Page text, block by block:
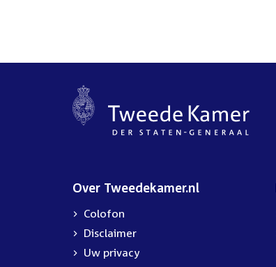
Over Tweedekamer.nl
Colofon
Disclaimer
Uw privacy